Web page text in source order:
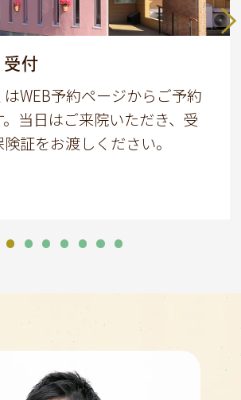
受付
WEB予約ページからご予約
当日はご来院いただき、受
証をお渡しください。
ンセリング
採取
改善
ご提案
ンス